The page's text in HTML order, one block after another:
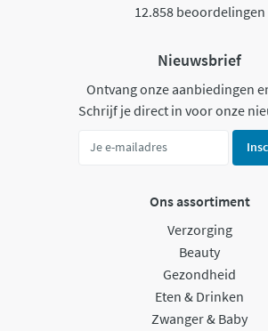
12.858 beoordelingen
Nieuwsbrief
Ontvang onze aanbiedingen
Schrijf je direct in voor onze
Ons assortiment
Verzorging
Beauty
Gezondheid
Eten & Drinken
Zwanger & Baby